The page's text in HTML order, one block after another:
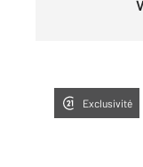
Exclusivité